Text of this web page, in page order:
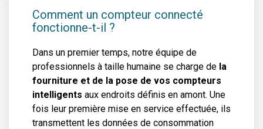
Comment un compteur connecté
fonctionne-t-il ?
Dans un premier temps, notre équipe de
professionnels à taille humaine se charge de la
fourniture et de la pose de vos compteurs
intelligents aux endroits définis en amont. Une
fois leur première mise en service effectuée, ils
transmettent les données de consommation